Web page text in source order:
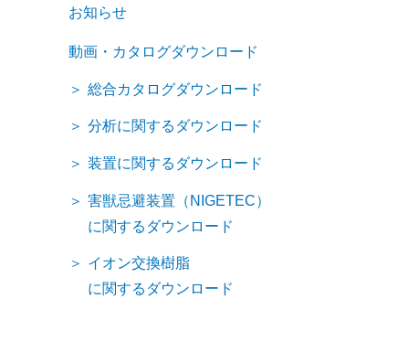
お知らせ
動画・カタログダウンロード
総合カタログダウンロード
分析に関するダウンロード
装置に関するダウンロード
害獣忌避装置（NIGETEC）
に関するダウンロード
イオン交換樹脂
に関するダウンロード